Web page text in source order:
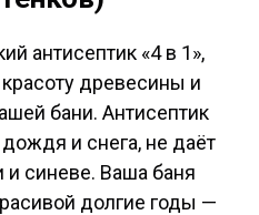
антисептик «4 в 1»,
древесины и
бани. Антисептик
и снега, не даёт
и синеве. Ваша баня
долгие годы —